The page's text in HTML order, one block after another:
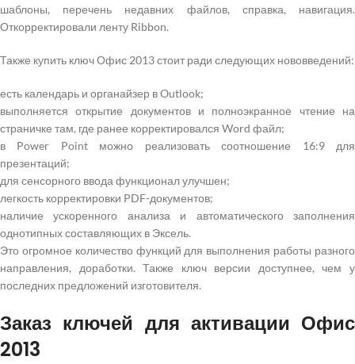
шаблоны, перечень недавних файлов, справка, навигация.
Откорректировали ленту Ribbon.
Также купить ключ Офис 2013 стоит ради следующих нововведений:
есть календарь и органайзер в Outlook;
выполняется открытие документов и полноэкранное чтение на
страничке там, где ранее корректировался Word файл;
в Power Point можно реализовать соотношение 16:9 для
презентаций;
для сенсорного ввода функционал улучшен;
легкость корректировки PDF-документов;
наличие ускоренного анализа и автоматического заполнения
однотипных составляющих в Эксель.
Это огромное количество функций для выполнения работы разного
направления, доработки. Также ключ версии доступнее, чем у
последних предложений изготовителя.
Заказ ключей для активации Офис
2013